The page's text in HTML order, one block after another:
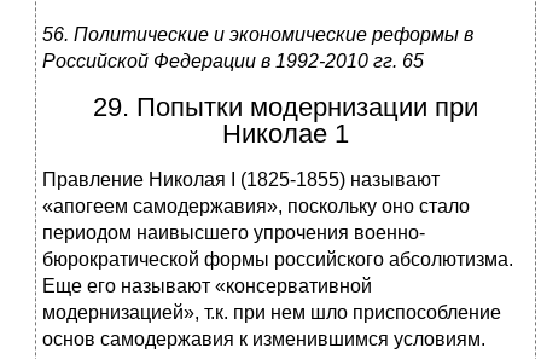
56. Политические и экономические реформы в
Российской Федерации в 1992-2010 гг. 65
29. Попытки модернизации при
Николае 1
Правление Николая I (1825-1855) называют
«апогеем самодержавия», поскольку оно стало
периодом наивысшего упрочения военно-
бюрократической формы российского абсолютизма.
Еще его называют «консервативной
модернизацией», т.к. при нем шло приспособление
основ самодержавия к изменившимся условиям.